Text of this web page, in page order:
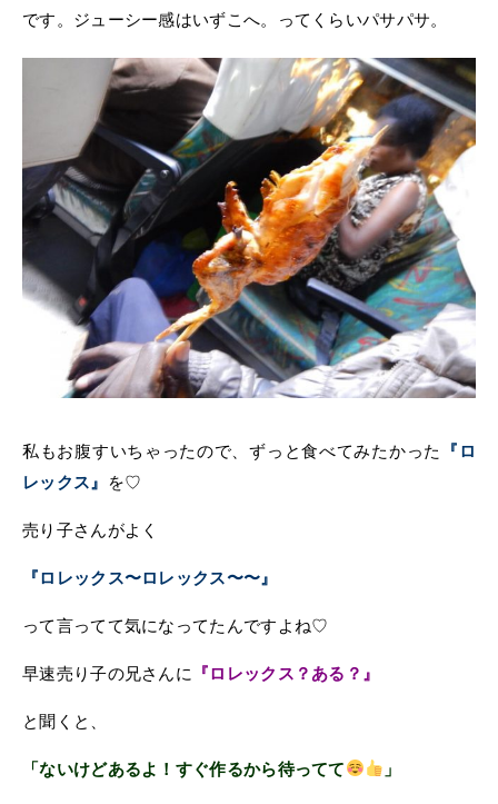
です。ジューシー感はいずこへ。ってくらいパサパサ。
私もお腹すいちゃったので、ずっと食べてみたかった
『ロ
レックス』
を♡
売り子さんがよく
『ロレックス〜ロレックス〜〜』
って言ってて気になってたんですよね♡
早速売り子の兄さんに 『ロレックス？ある？』
と聞くと、
「ないけどあるよ！すぐ作るから待ってて 」